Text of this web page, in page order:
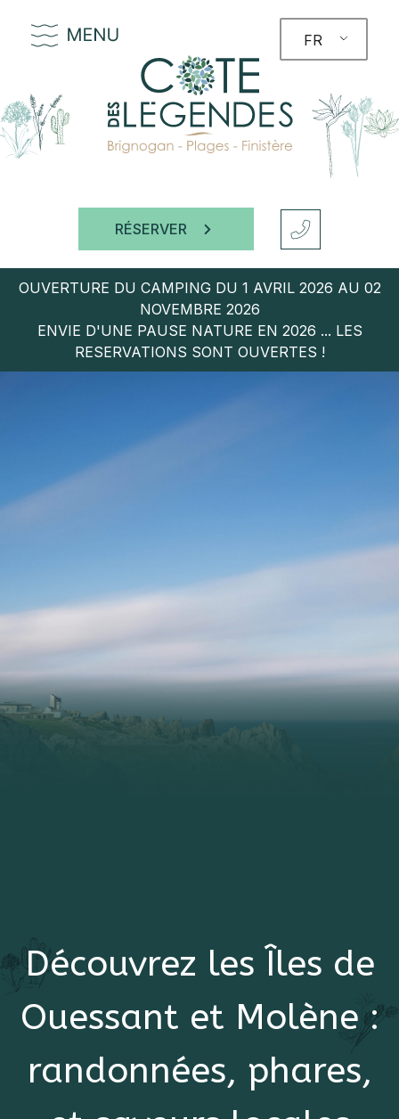
FR
RÉSERVER
OUVERTURE DU CAMPING DU 1 AVRIL 2026 AU 02
NOVEMBRE 2026
ENVIE D'UNE PAUSE NATURE EN 2026 ... LES
RESERVATIONS SONT OUVERTES !
Découvrez les Îles de
Ouessant et Molène :
randonnées, phares,